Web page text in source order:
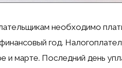
необходимо
год.
и марте. Последний день